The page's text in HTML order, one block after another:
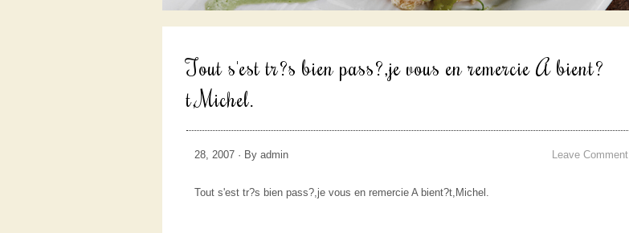
Tout s'est tr?s bien pass?,je vous en remercie A bient?
t,Michel.
28, 2007 · By admin Leave Comment
Tout s'est tr?s bien pass?,je vous en remercie A bient?t,Michel.